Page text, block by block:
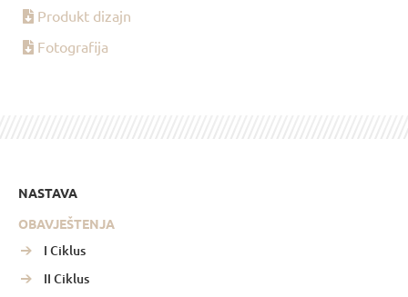
Produkt dizajn
Fotografija
NASTAVA
OBAVJEŠTENJA
I Ciklus
II Ciklus